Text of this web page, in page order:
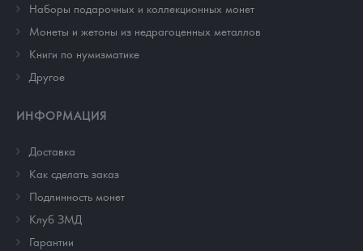
Наборы подарочных и коллекционных монет
Монеты и жетоны из недрагоценных металлов
Книги по нумизматике
Другое
ИНФОРМАЦИЯ
Доставка
Как сделать заказ
Подлинность монет
Клуб ЗМД
Гарантии